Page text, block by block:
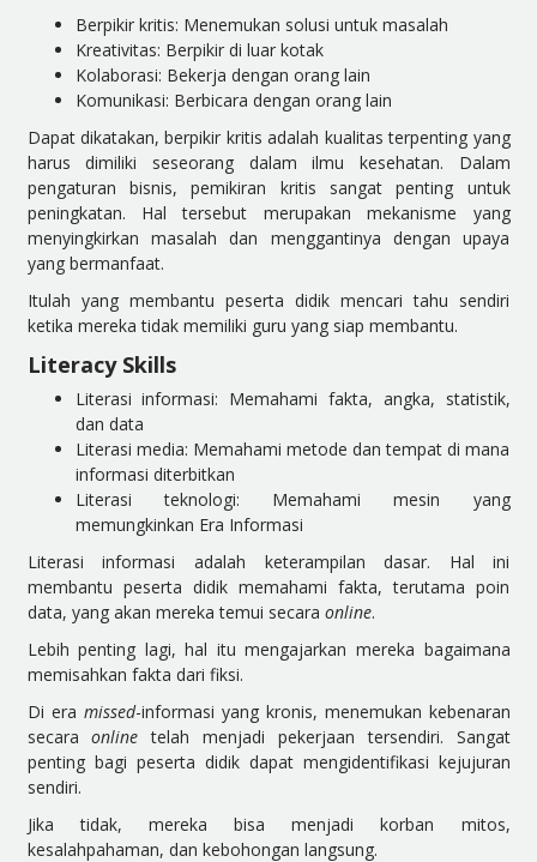
Berpikir kritis: Menemukan solusi untuk masalah
Kreativitas: Berpikir di luar kotak
Kolaborasi: Bekerja dengan orang lain
Komunikasi: Berbicara dengan orang lain
Dapat dikatakan, berpikir kritis adalah kualitas terpenting yang
harus dimiliki seseorang dalam ilmu kesehatan. Dalam
pengaturan bisnis, pemikiran kritis sangat penting untuk
peningkatan. Hal tersebut merupakan mekanisme yang
menyingkirkan masalah dan menggantinya dengan upaya
yang bermanfaat.
Itulah yang membantu peserta didik mencari tahu sendiri
ketika mereka tidak memiliki guru yang siap membantu.
Literacy Skills
Literasi informasi: Memahami fakta, angka, statistik,
dan data
Literasi media: Memahami metode dan tempat di mana
informasi diterbitkan
Literasi teknologi: Memahami mesin yang
memungkinkan Era Informasi
Literasi informasi adalah keterampilan dasar. Hal ini
membantu peserta didik memahami fakta, terutama poin
data, yang akan mereka temui secara online.
Lebih penting lagi, hal itu mengajarkan mereka bagaimana
memisahkan fakta dari fiksi.
Di era missed-informasi yang kronis, menemukan kebenaran
secaraonlinetelah menjadi pekerjaan tersendiri. Sangat
penting bagi peserta didik dapat mengidentifikasi kejujuran
sendiri.
Jika tidak, mereka bisa menjadi korban mitos,
kesalahpahaman, dan kebohongan langsung.